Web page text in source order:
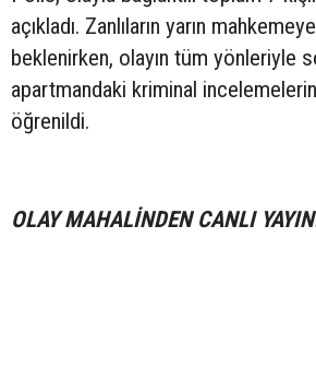
açıkladı. Zanlıların yarın
beklenirken, olayın tüm yönleriyle
apartmandaki kriminal
öğrenildi.
OLAY MAHALİNDEN CANLI